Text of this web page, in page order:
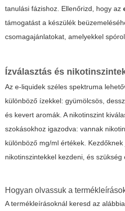
tanulási fázishoz. Ellenőrizd, hogy az
támogatást a készülék
csomagajánlatokat, amelyekkel
Ízválasztás és
Az e-liquidek széles spektruma
különböző ízekkel: gyümölcsös,
és kevert aromák. A nikotinszint
szokásokhoz igazodva: vannak
különböző mg/ml értékek.
nikotinszintekkel kezdeni, és szükség
Hogyan olvassuk a
A termékleírásoknál keresd az